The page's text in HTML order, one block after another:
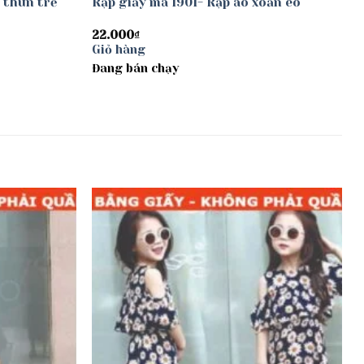
22.000₫
Giỏ hàng
Đang bán chạy
Add to
wishlist